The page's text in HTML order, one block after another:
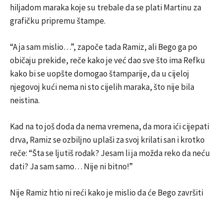
hiljadom maraka koje su trebale da se plati Martinu za
grafičku pripremu štampe.
“A ja sam mislio…”, započe tada Ramiz, ali Bego ga po
običaju prekide, reče kako je već dao sve što ima Refku
kako bi se uopšte domogao štamparije, da u cijeloj
njegovoj kući nema ni sto cijelih maraka, što nije bila
neistina.
Kad na to još doda da nema vremena, da mora ići cijepati
drva, Ramiz se ozbiljno uplaši za svoj krilati san i krotko
reče: “Šta se ljutiš rođak? Jesam li ja možda reko da neću
dati? Ja sam samo… Nije ni bitno!”
Nije Ramiz htio ni reći kako je mislio da će Bego završiti